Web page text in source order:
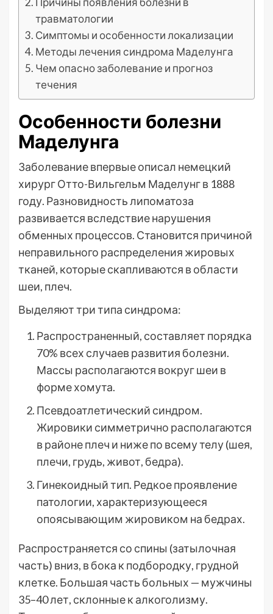
травматологии
Симптомы и особенности локализации
Методы лечения синдрома Маделунга
Чем опасно заболевание и прогноз
течения
Особенности болезни
Маделунга
Заболевание впервые описал немецкий
хирург Отто-Вильгельм Маделунг в 1888
году. Разновидность липоматоза
развивается вследствие нарушения
обменных процессов. Становится причиной
неправильного распределения жировых
тканей, которые скапливаются в области
шеи, плеч.
Выделяют три типа синдрома:
Распространенный, составляет порядка
70% всех случаев развития болезни.
Массы располагаются вокруг шеи в
форме хомута.
Псевдоатлетический синдром.
Жировики симметрично располагаются
в районе плеч и ниже по всему телу (шея,
плечи, грудь, живот, бедра).
Гинекоидный тип. Редкое проявление
патологии, характеризующееся
опоясывающим жировиком на бедрах.
Распространяется со спины (затылочная
часть) вниз, в бока к подбородку, грудной
клетке. Большая часть больных — мужчины
35–40 лет, склонные к алкоголизму.